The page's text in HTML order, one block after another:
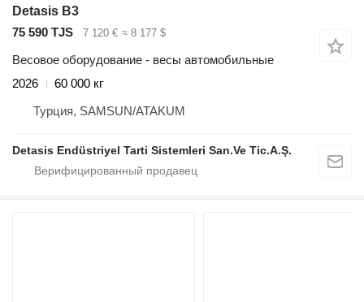
Detasis B3
75 590 TJS
7 120 € ≈ 8 177 $
Весовое оборудование - весы автомобильные
2026
60 000 кг
Турция, SAMSUN/ATAKUM
Detasis Endüstriyel Tarti Sistemleri San.Ve Tic.A.Ş.